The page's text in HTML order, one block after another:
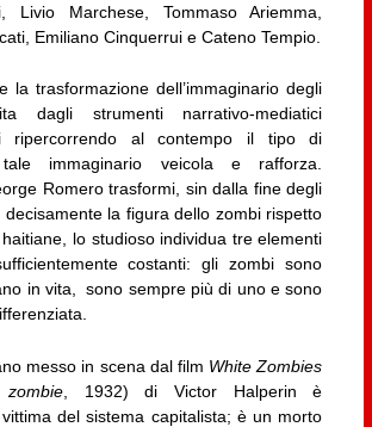
Livio Marchese, Tommaso Ariemma,
Emiliano Cinquerrui e Cateno Tempio.
la trasformazione dell’immaginario degli
dagli strumenti narrativo-mediatici
ripercorrendo al contempo il tipo di
immaginario veicola e rafforza.
Romero trasformi, sin dalla fine degli
decisamente la figura dello zombi rispetto
lo studioso individua tre elementi
costanti: gli zombi sono
in vita, sono sempre più di uno e sono
messo in scena dal film White Zombies
, 1932) di Victor Halperin è
del sistema capitalista; è un morto